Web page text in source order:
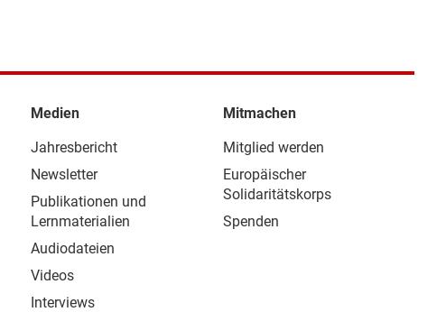
Medien
Jahresbericht
Newsletter
Publikationen und
Lernmaterialien
Audiodateien
Videos
Interviews
Mitmachen
Mitglied werden
Europäischer
Solidaritätskorps
Spenden